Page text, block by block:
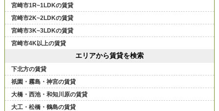
宮崎市1R~1LDKの賃貸
宮崎市2K~2LDKの賃貸
宮崎市3K~3LDKの賃貸
宮崎市4K以上の賃貸
エリアから賃貸を検索
下北方の賃貸
祇園・霧島・神宮の賃貸
大橋・西池・和知川原の賃貸
大工・松橋・鶴島の賃貸